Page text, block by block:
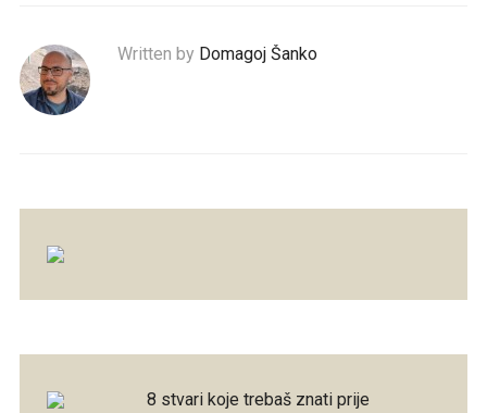
Written by Domagoj Šanko
8 stvari koje trebaš znati prije